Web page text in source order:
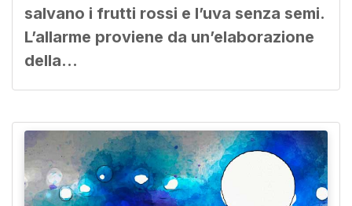
salvano i frutti rossi e l’uva senza semi.
L’allarme proviene da un’elaborazione
della…